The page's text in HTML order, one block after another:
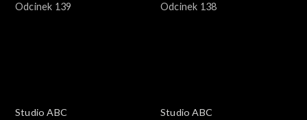
Odcinek 139
Odcinek 138
Studio ABC
Studio ABC